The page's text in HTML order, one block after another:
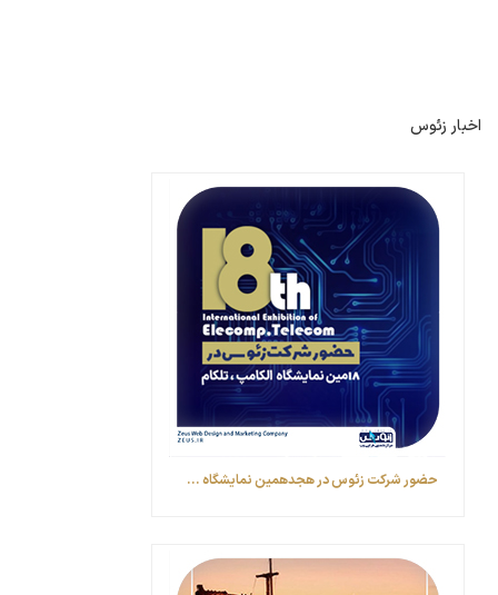
اخبار زئوس
حضور شرکت زئوس در هجدهمین نمایشگاه ...